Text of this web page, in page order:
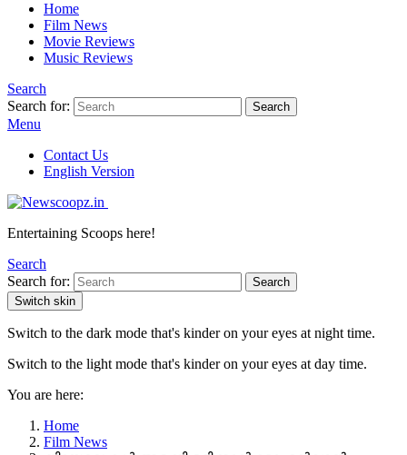
Home
Film News
Movie Reviews
Music Reviews
Search
Search for:
Search
Menu
Contact Us
English Version
Entertaining Scoops here!
Search
Search for:
Search
Switch skin
Switch to the dark mode that's kinder on your eyes at night time.
Switch to the light mode that's kinder on your eyes at day time.
You are here:
Home
Film News